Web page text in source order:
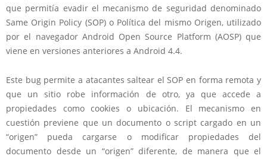
que permitía evadir el mecanismo de seguridad denominado
Same Origin Policy (SOP) o Política del mismo Origen, utilizado
por el navegador Android Open Source Platform (AOSP) que
viene en versiones anteriores a Android 4.4.
Este bug permite a atacantes saltear el SOP en forma remota y
que un sitio robe información de otro, ya que accede a
propiedades como cookies o ubicación. El mecanismo en
cuestión previene que un documento o script cargado en un
“origen” pueda cargarse o modificar propiedades del
documento desde un “origen” diferente, de manera que el